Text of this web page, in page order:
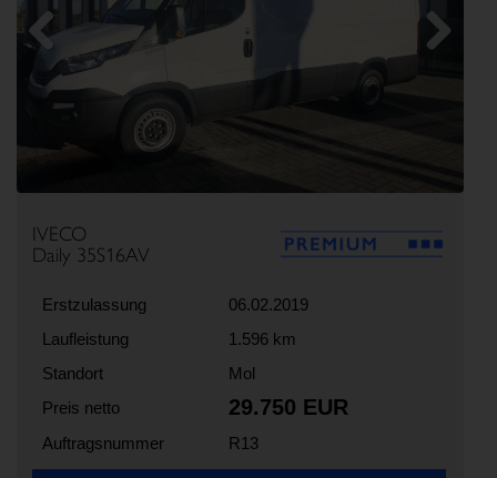
Previous
IVECO
Daily 35S16AV
Erstzulassung
06.02.2019
Laufleistung
1.596 km
Standort
Mol
Preis netto
29.750 EUR
Auftragsnummer R13